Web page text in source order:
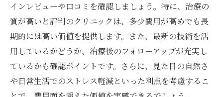
インレビューや口コミを確認しましょう。特に、治療の
質が高いと評判のクリニックは、多少費用が高めでも長
期的には高い価値を提供します。また、最新の技術を活
用しているかどうか、治療後のフォローアップが充実し
ているかも確認ポイントです。さらに、見た目の自然さ
や日常生活でのストレス軽減といった利点を考慮するこ